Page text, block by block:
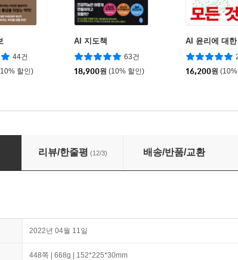
44건
할인)
AI 지도책
63건
18,900원 (10% 할인)
AI 윤리에 대
16,200원
리뷰/한줄평 (12/3) 배송/반품/교환
2022년 04월 11일
448쪽 | 668g | 152*225*30mm